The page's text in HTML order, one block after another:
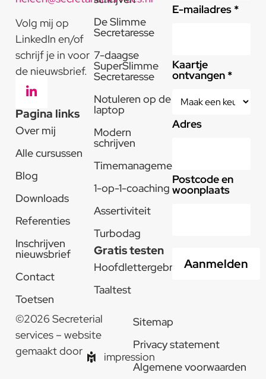
Volg mij op
LinkedIn en/of
schrijf je in voor
de nieuwsbrief.
Pagina links
Over mij
Alle cursussen
Blog
Downloads
Referenties
Inschrijven
nieuwsbrief
Contact
Toetsen
De Slimme
Secretaresse
7-daagse
SuperSlimme
Secretaresse
Notuleren op de
laptop
Modern
schrijven
Timemanagement
1-op-1-coaching
Assertiviteit
Turbodag
Gratis testen
Hoofdlettergebruik
Taaltest
E-mailadres *
Kaartje
ontvangen *
Adres
Postcode en
woonplaats
©2026 Secreterial
services – website
gemaakt door
impression
Sitemap
Privacy statement
Algemene voorwaarden